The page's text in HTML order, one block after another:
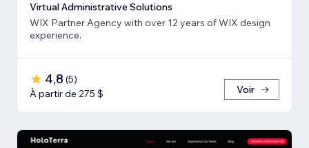
Virtual Administrative Solutions
WIX Partner Agency with over 12 years of WIX design
experience.
4,8 (5)
À partir de 275 $
Voir